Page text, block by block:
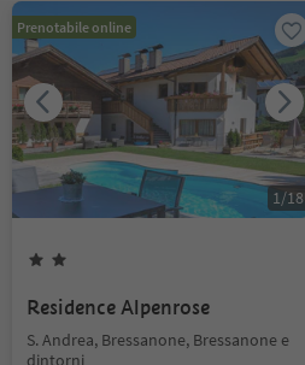
Prenotabile online
1/18
Residence Alpenrose
S. Andrea, Bressanone, Bressanone e
dintorni